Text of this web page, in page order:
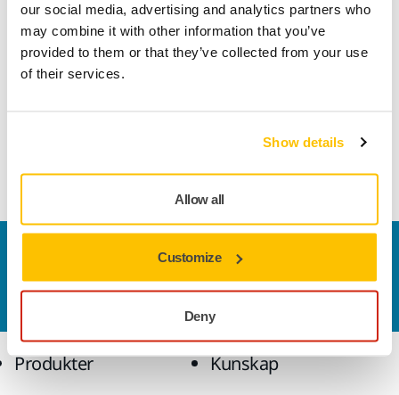
our social media, advertising and analytics partners who
may combine it with other information that you’ve
provided to them or that they’ve collected from your use
of their services.
Show details
Allow all
Customize
Deny
Längd 150 mm
Lämplig för CEROS
Vill du veta mer?Kontakta ossså besvarar vår
kundservice gärna dina frågor.
Produkter Kunskap